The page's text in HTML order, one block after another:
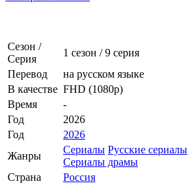
Сезон /
Серия
1 сезон /9 серия
Перевод
на русском языке
В качестве FHD (1080p)
Время
-
Год
2026
Год
2026
Жанры
Сериалы Русские сериалы
Сериалы драмы
Страна
Россия